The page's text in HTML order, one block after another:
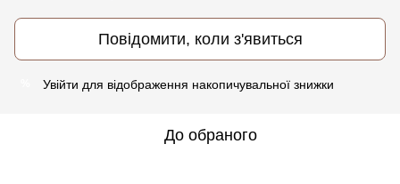
Повідомити, коли з'явиться
Увійти для відображення накопичувальної знижки
До обраного